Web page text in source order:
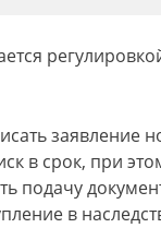
заявление
в срок, при
подачу
в